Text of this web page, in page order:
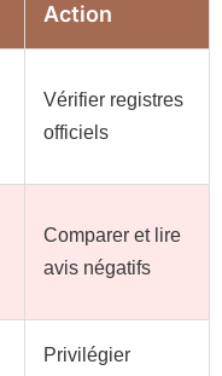
Action
Vérifier registres
officiels
Comparer et lire
avis négatifs
Privilégier